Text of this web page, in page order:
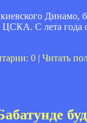
Динамо,
ЦСКА. С лета года
0 | Читать